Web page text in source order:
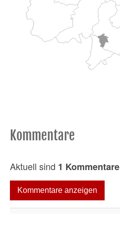
Kommentare
Aktuell sind 1 Kommentare
Kommentare anzeigen